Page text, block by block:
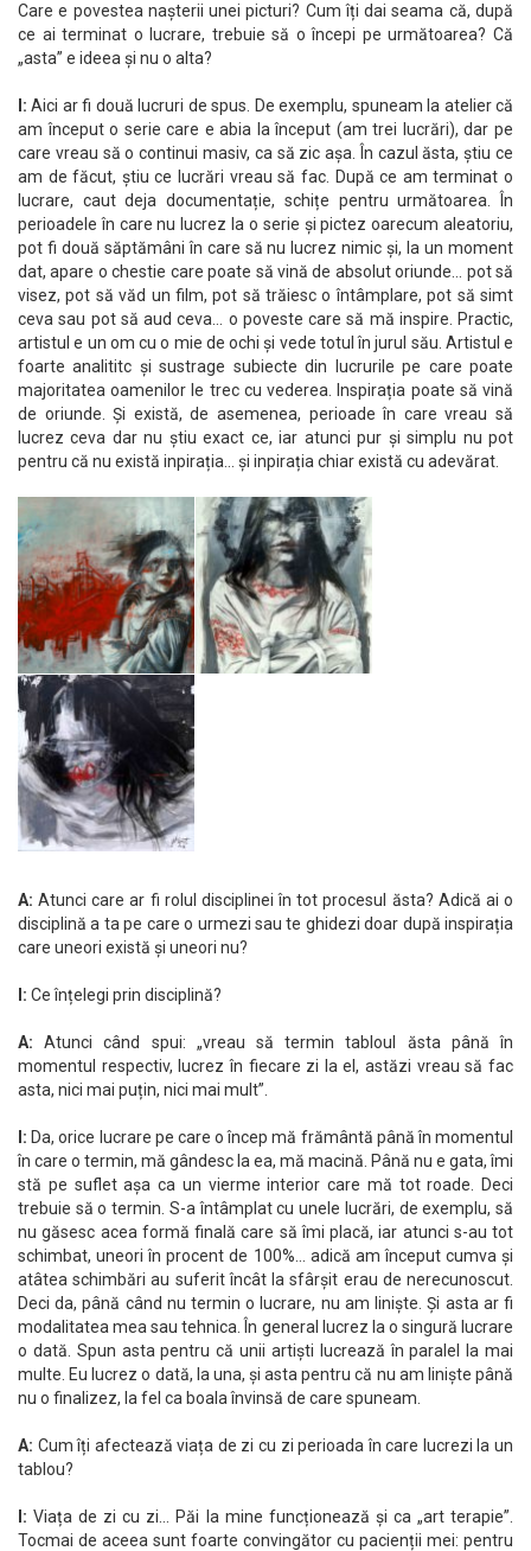
Care e povestea nașterii unei picturi? Cum îți dai seama că, după
ce ai terminat o lucrare, trebuie să o începi pe următoarea? Că
„asta” e ideea și nu o alta?
I: Aici ar fi două lucruri de spus. De exemplu, spuneam la atelier că
am început o serie care e abia la început (am trei lucrări), dar pe
care vreau să o continui masiv, ca să zic așa. În cazul ăsta, știu ce
am de făcut, știu ce lucrări vreau să fac. După ce am terminat o
lucrare, caut deja documentație, schițe pentru următoarea. În
perioadele în care nu lucrez la o serie și pictez oarecum aleatoriu,
pot fi două săptămâni în care să nu lucrez nimic și, la un moment
dat, apare o chestie care poate să vină de absolut oriunde… pot să
visez, pot să văd un film, pot să trăiesc o întâmplare, pot să simt
ceva sau pot să aud ceva… o poveste care să mă inspire. Practic,
artistul e un om cu o mie de ochi și vede totul în jurul său. Artistul e
foarte analititc și sustrage subiecte din lucrurile pe care poate
majoritatea oamenilor le trec cu vederea. Inspirația poate să vină
de oriunde. Și există, de asemenea, perioade în care vreau să
lucrez ceva dar nu știu exact ce, iar atunci pur și simplu nu pot
pentru că nu există inpirația… și inpirația chiar există cu adevărat.
A: Atunci care ar fi rolul disciplinei în tot procesul ăsta? Adică ai o
disciplină a ta pe care o urmezi sau te ghidezi doar după inspirația
care uneori există și uneori nu?
I: Ce înțelegi prin disciplină?
A: Atunci când spui: „vreau să termin tabloul ăsta până în
momentul respectiv, lucrez în fiecare zi la el, astăzi vreau să fac
asta, nici mai puțin, nici mai mult”.
I: Da, orice lucrare pe care o încep mă frământă până în momentul
în care o termin, mă gândesc la ea, mă macină. Până nu e gata, îmi
stă pe suflet așa ca un vierme interior care mă tot roade. Deci
trebuie să o termin. S-a întâmplat cu unele lucrări, de exemplu, să
nu găsesc acea formă finală care să îmi placă, iar atunci s-au tot
schimbat, uneori în procent de 100%… adică am început cumva și
atâtea schimbări au suferit încât la sfârșit erau de nerecunoscut.
Deci da, până când nu termin o lucrare, nu am liniște. Și asta ar fi
modalitatea mea sau tehnica. În general lucrez la o singură lucrare
o dată. Spun asta pentru că unii artiști lucrează în paralel la mai
multe. Eu lucrez o dată, la una, și asta pentru că nu am liniște până
nu o finalizez, la fel ca boala învinsă de care spuneam.
A: Cum îți afectează viața de zi cu zi perioada în care lucrezi la un
tablou?
I: Viața de zi cu zi… Păi la mine funcționează și ca „art terapie”.
Tocmai de aceea sunt foarte convingător cu pacienții mei: pentru